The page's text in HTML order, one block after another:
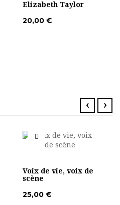
Elizabeth Taylor
20,00 €
‹ ›
Voix de vie, voix de
scène
25,00 €